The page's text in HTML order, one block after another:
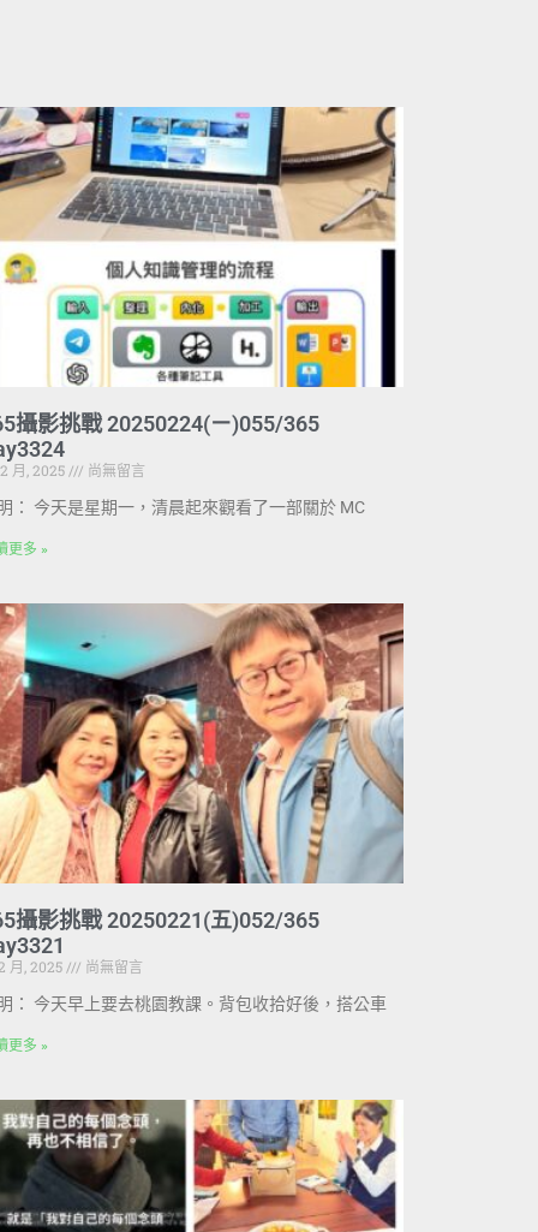
攝影挑戰 20250224(ㄧ)055/365
月, 2025
尚無留言
： 今天是星期一，清晨起來觀看了一部關於 MC
更多 »
攝影挑戰 20250221(五)052/365
月, 2025
尚無留言
： 今天早上要去桃園教課。背包收拾好後，搭公車
更多 »